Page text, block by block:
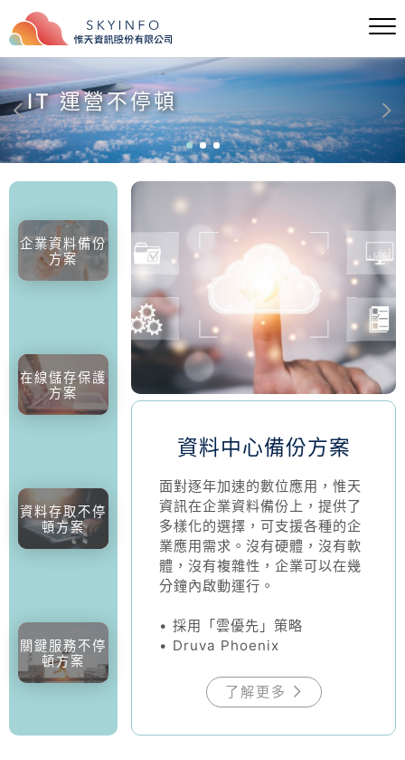
IT 運營不停頓
企業資料備份
方案
在線儲存保護
方案
資料存取不停
頓方案
關鍵服務不停
頓方案
資料中心備份方案
面對逐年加速的數位應用，惟天
資訊在企業資料備份上，提供了
多樣化的選擇，可支援各種的企
業應用需求。沒有硬體，沒有軟
體，沒有複雜性，企業可以在幾
分鐘內啟動運行。
• 採用「雲優先」策略
• Druva Phoenix
了解更多